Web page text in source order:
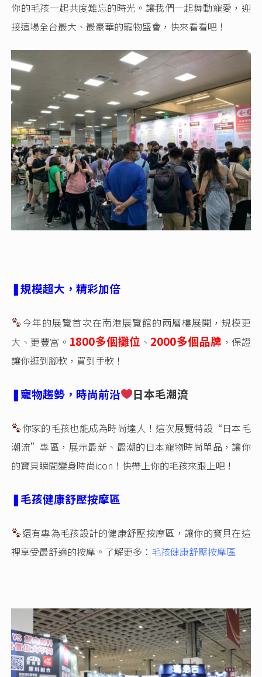
你的毛孩一起共度難忘的時光。讓我們一起舞動寵愛，迎
接這場全台最大、最豪華的寵物盛會，快來看看吧！
❚規模超大，精彩加倍
今年的展覽首次在南港展覽館的兩層樓展開，規模更
大、更豐富。 1800多個攤位 、 2000多個品牌 ，保證
讓你逛到腳軟，買到手軟！
❚寵物趨勢，時尚前沿 日本毛潮流
你家的毛孩也能成為時尚達人！這次展覽特設“日本毛
潮流”專區，展示最新、最潮的日本寵物時尚單品，讓你
的寶貝瞬間變身時尚icon！快帶上你的毛孩來跟上吧！
❚毛孩健康舒壓按摩區
還有專為毛孩設計的健康舒壓按摩區，讓你的寶貝在這
裡享受最舒適的按摩。了解更多： 毛孩健康舒壓按摩區